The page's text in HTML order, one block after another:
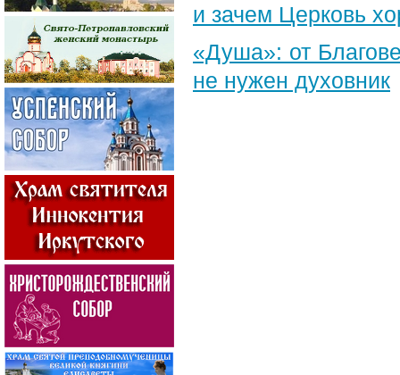
и зачем Церковь
«Душа»: от
не нужен духовник